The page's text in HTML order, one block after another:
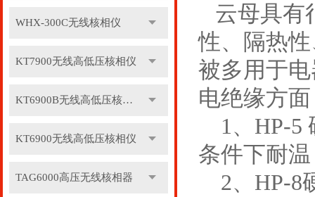
WHX-300C无线核相仪
KT7900无线高低压核相仪
KT6900B无线高低压核相仪
KT6900无线高低压核相仪
TAG6000高压无线核相器
云母具有
性、隔热
被多用于
电绝缘方
1、HP-5
条件下耐
2、HP-8